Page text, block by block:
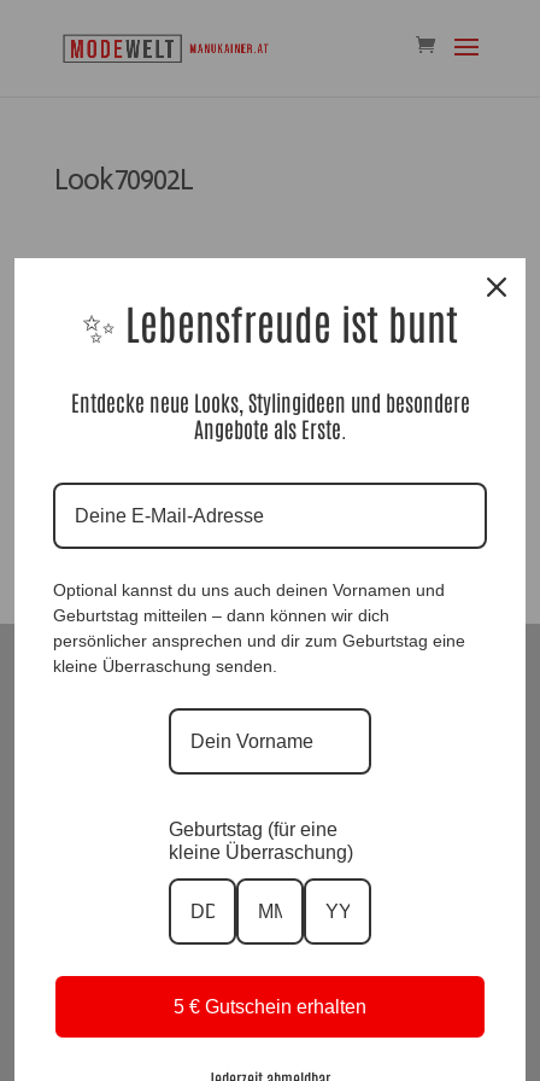
Look70902L
Kommentar absenden
angemeldetsein, um einen Kommentar
Suchen
ModeWelt Manu* Kainer, Kusmanekstrasse 22, 8280 Fürstenfeld
Versand und Rückgabe
Impressum und Datenschutzerklärung
Wiederrufsbelehrung
KI-Transparenz
Alle Preise inkl. Mwst.
Vertrag widerrufen
Suchen
✨ Lebensfreude ist bunt
Entdecke neue Looks, Stylingideen und besondere
Angebote als Erste.
Optional kannst du uns auch deinen Vornamen und
Geburtstag mitteilen – dann können wir dich
persönlicher ansprechen und dir zum Geburtstag eine
kleine Überraschung senden.
Geburtstag (für eine
kleine Überraschung)
5 € Gutschein erhalten